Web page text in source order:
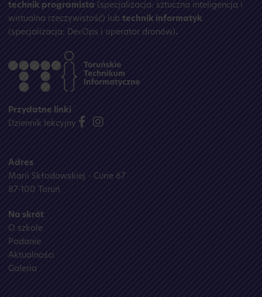
technik programista (specjalizacja: sztuczna inteligencja i
wirtualna rzeczywistość) lub technik informatyk
(specjalizacja: DevOps i operator dronów).
Przydatne linki
Dziennik lekcyjny
Adres
Marii Skłodowskiej - Curie 67
87-100 Toruń
Na skrót
O szkole
Podanie
Aktualności
Galeria